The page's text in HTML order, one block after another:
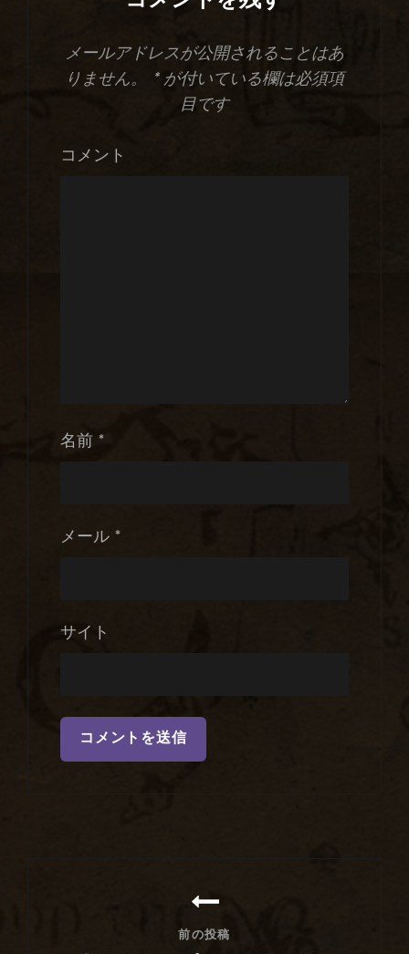
メールアドレスが公開されることはあ
りません。
*が付いている欄は必須項
目です
コメント
名前 *
メール *
サイト
前の投稿